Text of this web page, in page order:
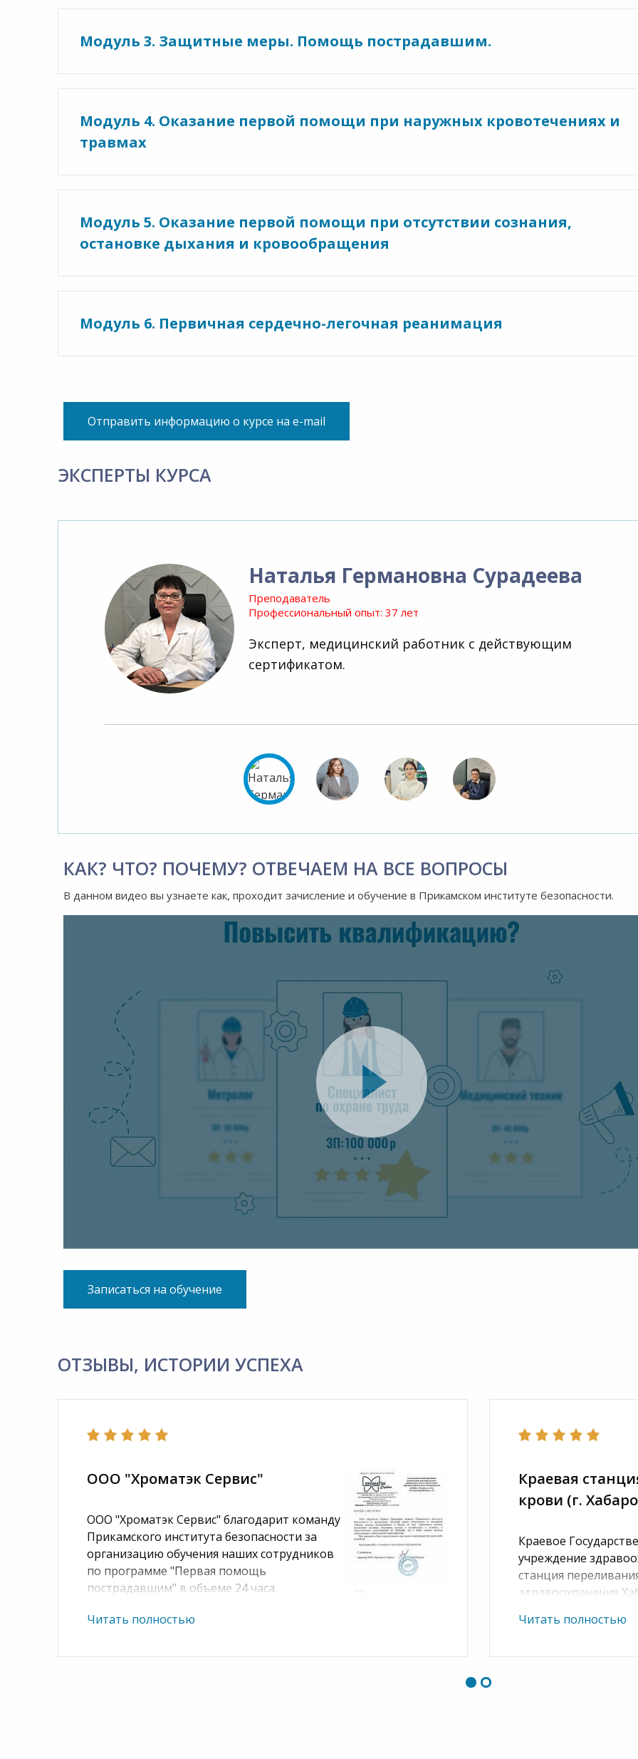
Модуль 3. Защитные меры. Помощь пострадавшим.
Модуль 4. Оказание первой помощи при наружных кровотечениях и
травмах
Модуль 5. Оказание первой помощи при отсутствии сознания,
остановке дыхания и кровообращения
Модуль 6. Первичная сердечно-легочная реанимация
Отправить информацию о курсе на e-mail
ЭКСПЕРТЫ КУРСА
Наталья Германовна Сурадеева
Преподаватель
Профессиональный опыт: 37 лет
Эксперт, медицинский работник с действующим
сертификатом.
КАК? ЧТО? ПОЧЕМУ? ОТВЕЧАЕМ НА ВСЕ ВОПРОСЫ
В данном видео вы узнаете как, проходит зачисление и обучение в Прикамском институте безопасности.
Записаться на обучение
ОТЗЫВЫ, ИСТОРИИ УСПЕХА
ООО "Хроматэк Сервис"
ООО "Хроматэк Сервис" благодарит команду
Прикамского института безопасности за
организацию обучения наших сотрудников
по программе "Первая помощь
пострадавшим" в объеме 24 часа.
получение доступа к онлайн-курсу и
было сделано вашими сотрудниками с необходимой
Читать полностью
Краевая
крови (г.
Краевое
учреждение
станция
здравоохранения
обучения нашего
первой помощи
Читать полностью